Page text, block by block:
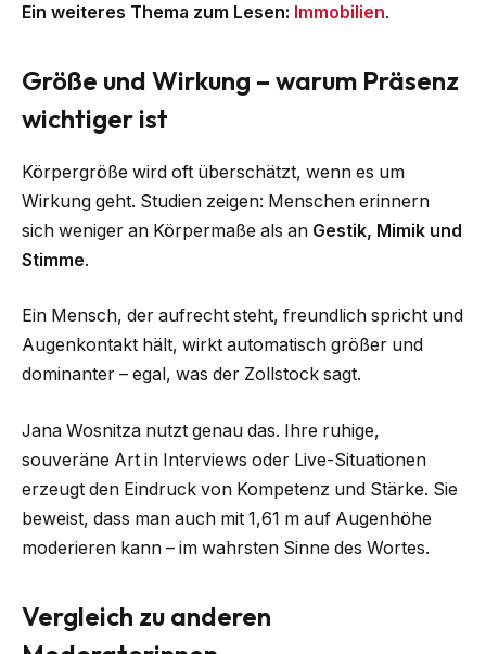
Ein weiteres Thema zum Lesen: Immobilien.
Größe und Wirkung – warum Präsenz
wichtiger ist
Körpergröße wird oft überschätzt, wenn es um
Wirkung geht. Studien zeigen: Menschen erinnern
sich weniger an Körpermaße als an Gestik, Mimik und
Stimme.
Ein Mensch, der aufrecht steht, freundlich spricht und
Augenkontakt hält, wirkt automatisch größer und
dominanter – egal, was der Zollstock sagt.
Jana Wosnitza nutzt genau das. Ihre ruhige,
souveräne Art in Interviews oder Live-Situationen
erzeugt den Eindruck von Kompetenz und Stärke. Sie
beweist, dass man auch mit 1,61 m auf Augenhöhe
moderieren kann – im wahrsten Sinne des Wortes.
Vergleich zu anderen